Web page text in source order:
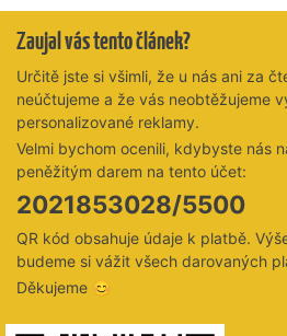
Zaujal vás tento článek?
Určitě jste si všimli, že u nás ani za
neúčtujeme a že vás neobtěžujeme
personalizované reklamy.
Velmi bychom ocenili, kdybyste nás
peněžitým darem na tento účet:
2021853028/5500
QR kód obsahuje údaje k platbě.
budeme si vážit všech darovaných
Děkujeme 😊